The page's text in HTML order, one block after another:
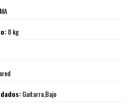
8 kg
Guitarra,Bajo